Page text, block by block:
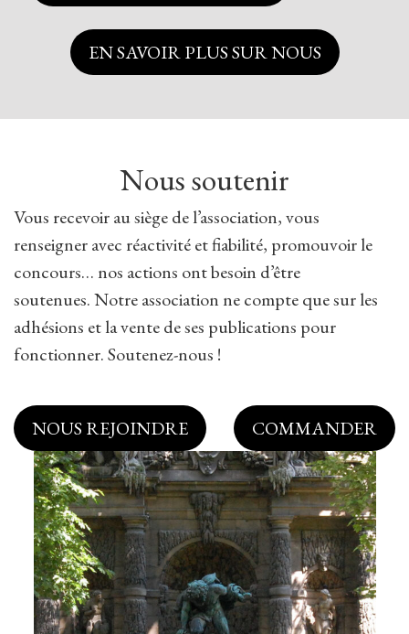
EN SAVOIR PLUS SUR NOUS
Nous soutenir
Vous recevoir au siège de l’association, vous
renseigner avec réactivité et fiabilité, promouvoir le
concours… nos actions ont besoin d’être
soutenues. Notre association ne compte que sur les
adhésions et la vente de ses publications pour
fonctionner. Soutenez-nous !
NOUS REJOINDRE COMMANDER